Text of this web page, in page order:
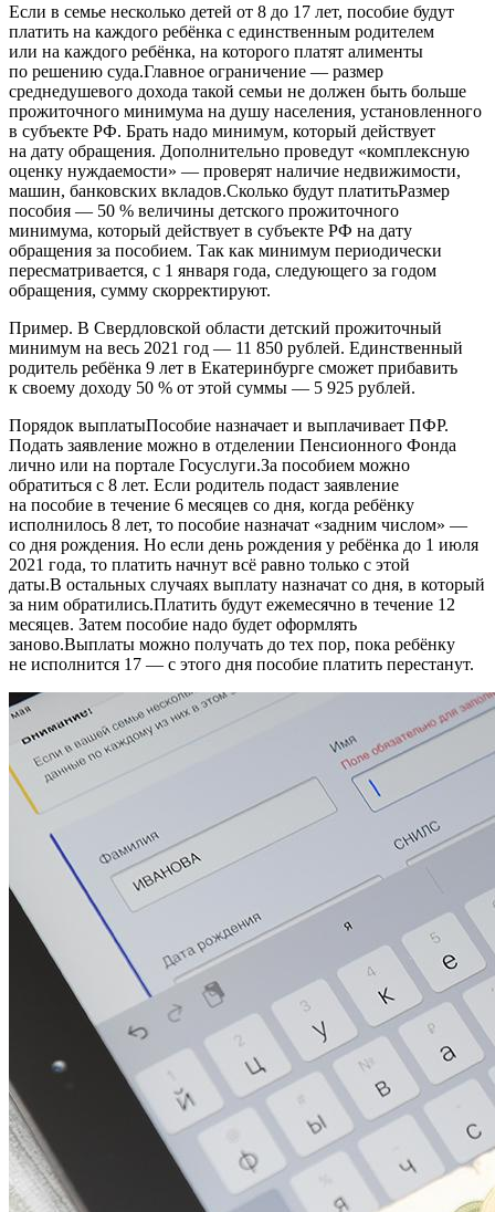
Если в семье несколько детей от 8 до 17 лет, пособие будут
платить на каждого ребёнка с единственным родителем
или на каждого ребёнка, на которого платят алименты
по решению суда.Главное ограничение — размер
среднедушевого дохода такой семьи не должен быть больше
прожиточного минимума на душу населения, установленного
в субъекте РФ. Брать надо минимум, который действует
на дату обращения. Дополнительно проведут «комплексную
оценку нуждаемости» — проверят наличие недвижимости,
машин, банковских вкладов.Сколько будут платитьРазмер
пособия — 50 % величины детского прожиточного
минимума, который действует в субъекте РФ на дату
обращения за пособием. Так как минимум периодически
пересматривается, с 1 января года, следующего за годом
обращения, сумму скорректируют.
Пример. В Свердловской области детский прожиточный
минимум на весь 2021 год — 11 850 рублей. Единственный
родитель ребёнка 9 лет в Екатеринбурге сможет прибавить
к своему доходу 50 % от этой суммы — 5 925 рублей.
Порядок выплатыПособие назначает и выплачивает ПФР.
Подать заявление можно в отделении Пенсионного Фонда
лично или на портале Госуслуги.За пособием можно
обратиться с 8 лет. Если родитель подаст заявление
на пособие в течение 6 месяцев со дня, когда ребёнку
исполнилось 8 лет, то пособие назначат «задним числом» —
со дня рождения. Но если день рождения у ребёнка до 1 июля
2021 года, то платить начнут всё равно только с этой
даты.В остальных случаях выплату назначат со дня, в который
за ним обратились.Платить будут ежемесячно в течение 12
месяцев. Затем пособие надо будет оформлять
заново.Выплаты можно получать до тех пор, пока ребёнку
не исполнится 17 — с этого дня пособие платить перестанут.